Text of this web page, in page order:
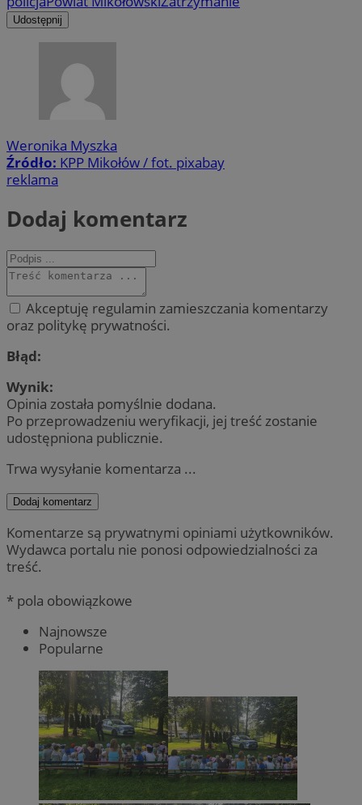
Udostępnij
Weronika Myszka
Źródło: KPP Mikołów / fot. pixabay
reklama
Dodaj komentarz
Akceptuję regulamin zamieszczania komentarzy
oraz politykę prywatności.
Błąd:
Wynik:
Opinia została pomyślnie dodana.
Po przeprowadzeniu weryfikacji, jej treść zostanie
udostępniona publicznie.
Trwa wysyłanie komentarza ...
Dodaj komentarz
Komentarze są prywatnymi opiniami użytkowników.
Wydawca portalu nie ponosi odpowiedzialności za
treść.
* pola obowiązkowe
Najnowsze
Popularne